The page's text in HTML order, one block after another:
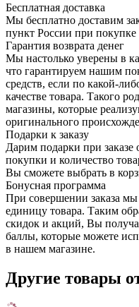
Бесплатная доставка
Мы бесплатно доставим
пункт России при покупке
Гарантия возврата денег
Мы настолько уверены в
что гарантируем нашим
средств, если по какой-
качестве товара. Такого
магазины, которые
оригинального
Подарки к заказу
Дарим подарки при
покупки и количество
Вы сможете выбрать в
Бонусная программа
При совершении заказа
единицу товара. Таким
скидок и акций, Вы
баллы, которые можете
в нашем магазине.
Другие товары